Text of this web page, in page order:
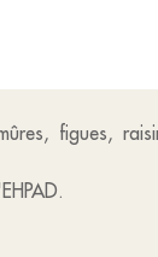
figues,